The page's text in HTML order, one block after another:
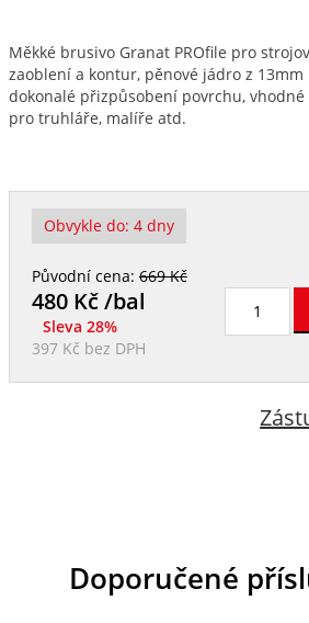
Měkké brusivo Granat PROfile pro
zaoblení a kontur, pěnové jádro z
dokonalé přizpůsobení povrchu,
pro truhláře, malíře atd.
Obvykle do: 4 dny
Původní cena:669 Kč
480Kč /bal
Sleva 28%
397 Kč bez DPH
Doporučené